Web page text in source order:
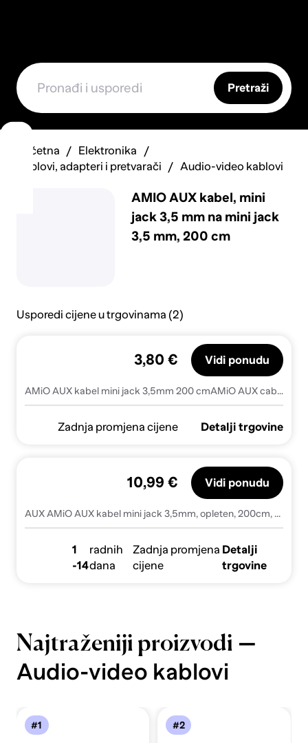
Pretraži
Početna
Elektronika
Kablovi, adapteri i pretvarači
Audio-video kablovi
AMIO AUX kabel, mini
jack 3,5 mm na mini jack
3,5 mm, 200 cm
Usporedi cijene u trgovinama (2)
AMiO AUX kabel mini jack 3,5mm 200 cmAMiO AUX cable mini jack-jack 3,5mm 200cm
3,80 € Vidi ponudu
Zadnja promjena cijene Detalji trgovine
AUX AMiO AUX kabel mini jack 3,5mm, opleten, 200cm, crni
10,99 € Vidi ponudu
1
-14
radnih
dana
Zadnja promjena
cijene
Detalji
trgovine
Najtraženiji proizvodi —
Audio-video kablovi
#1 #2